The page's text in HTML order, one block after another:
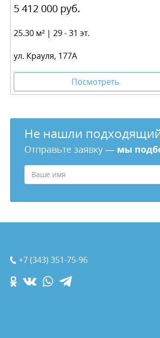
5 412 000 руб.
25.30 м² | 29 - 31 эт.
ул. Крауля, 177А
Посмотреть
Не нашли
Отправьте заявку — мы
+7 (343) 351-75-96